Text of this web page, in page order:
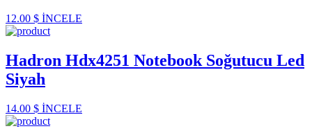
12.00 $ İNCELE
Hadron Hdx4251 Notebook Soğutucu Led
Siyah
14.00 $ İNCELE